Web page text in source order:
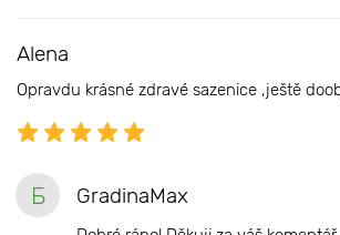
Alena
Opravdu krásné zdravé sazenice ,ještě
Б GradinaMax